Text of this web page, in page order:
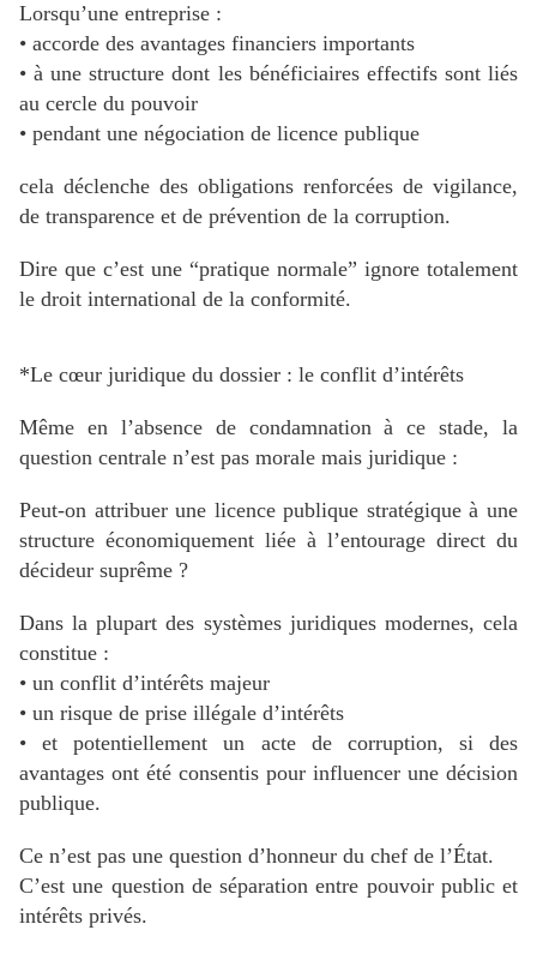
Lorsqu’une entreprise :
• accorde des avantages financiers importants
• à une structure dont les bénéficiaires effectifs sont liés
au cercle du pouvoir
• pendant une négociation de licence publique
cela déclenche des obligations renforcées de vigilance,
de transparence et de prévention de la corruption.
Dire que c’est une “pratique normale” ignore totalement
le droit international de la conformité.
*Le cœur juridique du dossier : le conflit d’intérêts
Même en l’absence de condamnation à ce stade, la
question centrale n’est pas morale mais juridique :
Peut-on attribuer une licence publique stratégique à une
structure économiquement liée à l’entourage direct du
décideur suprême ?
Dans la plupart des systèmes juridiques modernes, cela
constitue :
• un conflit d’intérêts majeur
• un risque de prise illégale d’intérêts
• et potentiellement un acte de corruption, si des
avantages ont été consentis pour influencer une décision
publique.
Ce n’est pas une question d’honneur du chef de l’État.
C’est une question de séparation entre pouvoir public et
intérêts privés.